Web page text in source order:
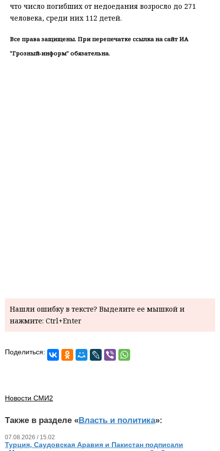
что число погибших от недоедания возросло до 271
человека, среди них 112 детей.
Все права защищены. При перепечатке ссылка на сайт ИА
"Грозный-информ" обязательна.
Нашли ошибку в тексте? Выделите ее мышкой и
нажмите: Ctrl+Enter
Поделиться:
Новости СМИ2
Также в разделе «Власть и политика»:
07.08.2026 / 15.02
Турция, Саудовская Аравия и Пакистан подписали